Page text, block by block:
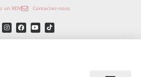
un RDV Contactez-nous